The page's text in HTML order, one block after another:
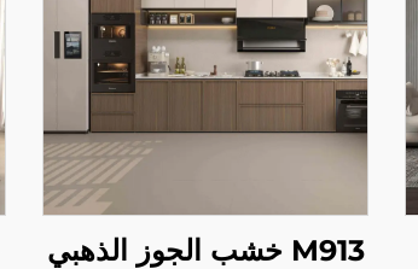
M913 خشب الجوز الذهبي